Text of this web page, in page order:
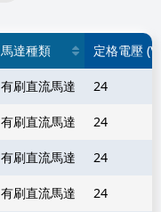
馬達種類 定格電壓 (V)
有刷直流馬達 24
有刷直流馬達 24
有刷直流馬達 24
有刷直流馬達 24